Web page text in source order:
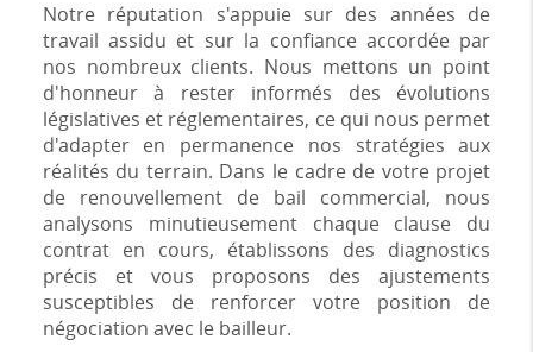
Notre réputation s'appuie sur des années de
travail assidu et sur la confiance accordée par
nos nombreux clients. Nous mettons un point
d'honneur à rester informés des évolutions
législatives et réglementaires, ce qui nous permet
d'adapter en permanence nos stratégies aux
réalités du terrain. Dans le cadre de votre projet
de renouvellement de bail commercial, nous
analysons minutieusement chaque clause du
contrat en cours, établissons des diagnostics
précis et vous proposons des ajustements
susceptibles de renforcer votre position de
négociation avec le bailleur.